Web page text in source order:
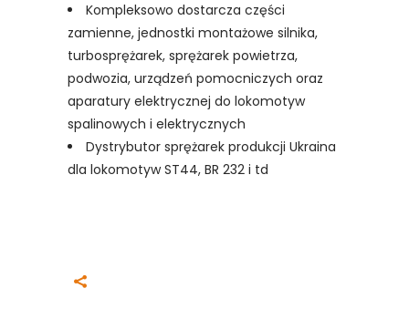
Kompleksowo dostarcza części
zamienne, jednostki montażowe silnika,
turbosprężarek, sprężarek powietrza,
podwozia, urządzeń pomocniczych oraz
aparatury elektrycznej do lokomotyw
spalinowych i elektrycznych
Dystrybutor sprężarek produkcji Ukraina
dla lokomotyw ST44, BR 232 i td